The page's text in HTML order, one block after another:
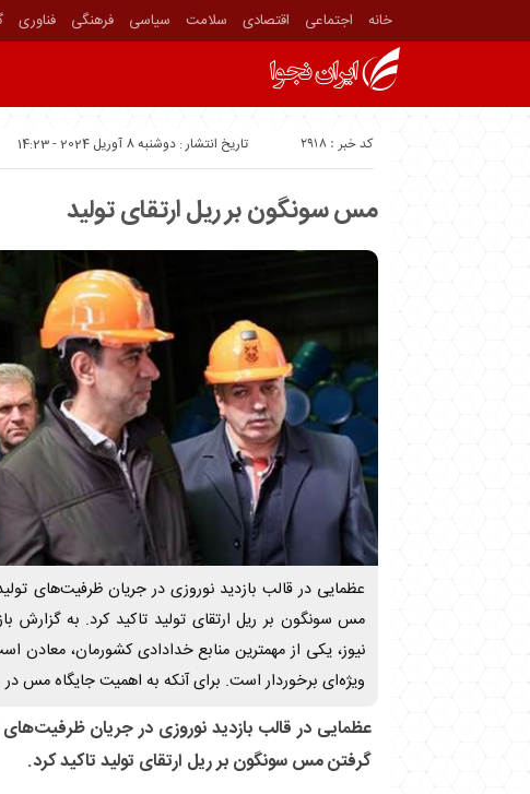
خانه اجتماعی اقتصادی سلامت سیاسی فرهنگی فناوری
تاریخ انتشار : دوشنبه 8 آوریل 2024 - 14:23 کد خبر : 2918
مس سونگون بر ریل ارتقای تولید
عظمایی در قالب بازدید نوروزی در جریان ظرفیت‌های
مس سونگون بر ریل ارتقای تولید تاکید کرد. به گزارش
نیوز، یکی از مهمترین منابع خدادادی کشورمان، معادن
ویژه‌ای برخوردار است. برای آنکه به اهمیت جایگاه مس در
عظمایی در قالب بازدید نوروزی در جریان ظرفیت‌های
گرفتن مس سونگون بر ریل ارتقای تولید تاکید کرد.